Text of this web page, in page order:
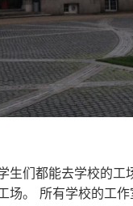
生们都能去学校的
场。 所有学校的工